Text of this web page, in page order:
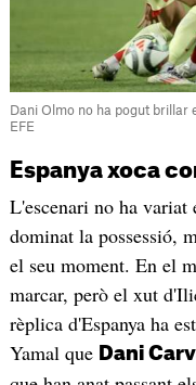
Dani Olmo no ha pogut brillar
EFE
Espanya xoca
L'escenari no ha variat
dominat la possessió,
el seu moment. En el
marcar, però el xut
rèplica d'Espanya ha
Yamal que Dani